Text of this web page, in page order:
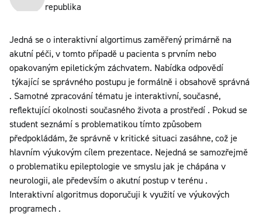
republika
Jedná se o interaktivní algortimus zaměřený primárně na
akutní péči, v tomto případě u pacienta s prvním nebo
opakovaným epiletickým záchvatem. Nabídka odpovědí
týkající se správného postupu je formálně i obsahově správná
. Samotné zpracování tématu je interaktivní, současné,
reflektující okolnosti současného života a prostředí . Pokud se
student seznámí s problematikou tímto způsobem
předpokládám, že správně v kritické situaci zasáhne, což je
hlavním výukovým cílem prezentace. Nejedná se samozřejmě
o problematiku epileptologie ve smyslu jak je chápána v
neurologii, ale především o akutní postup v terénu .
Interaktivní algoritmus doporučuji k využití ve výukových
programech .